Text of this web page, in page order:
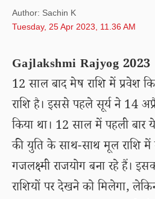
Author: Sachin K
Tuesday, 25 Apr 2023, 11.36 AM
Gajlakshmi Rajyog
12 साल बाद मेष राशि में प्रवेश
राशि है। इससे पहले सूर्य ने 14
किया था। 12 साल में पहली बार
की युति के साथ-साथ मूल राशि
गजलक्ष्मी राजयोग बना रहे हैं।
राशियों पर देखने को मिलेगा,